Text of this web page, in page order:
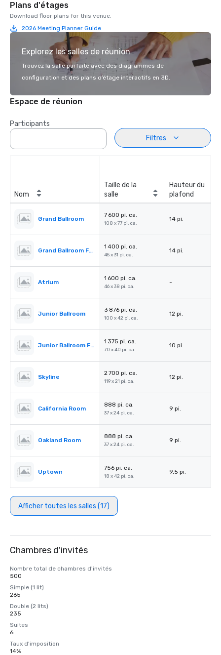
Plans d'étages
Download floor plans for this venue.
2026 Meeting Planner Guide
Explorez les salles de réunion
Trouvez la salle parfaite avec des diagrammes de
configuration et des plans d’étage interactifs en 3D.
Espace de réunion
Participants
Filtres
Nom
Taille de la
salle
Hauteur du
plafond
Grand Ballroom
7 600 pi. ca.
108 x 77 pi. ca.
14 pi.
Grand Ballroom Foyer
1 400 pi. ca.
45 x 31 pi. ca.
14 pi.
Atrium
1 600 pi. ca.
46 x 38 pi. ca.
-
Junior Ballroom
3 876 pi. ca.
100 x 42 pi. ca.
12 pi.
Junior Ballroom Foyer
1 375 pi. ca.
70 x 40 pi. ca.
10 pi.
Skyline
2 700 pi. ca.
119 x 21 pi. ca.
12 pi.
California Room
888 pi. ca.
37 x 24 pi. ca.
9 pi.
Oakland Room
888 pi. ca.
37 x 24 pi. ca.
9 pi.
Uptown
756 pi. ca.
18 x 42 pi. ca.
9,5 pi.
Afficher toutes les salles (17)
Chambres d'invités
Nombre total de chambres d'invités
500
Simple (1 lit)
265
Double (2 lits)
235
Suites
6
Taux d'imposition
14%